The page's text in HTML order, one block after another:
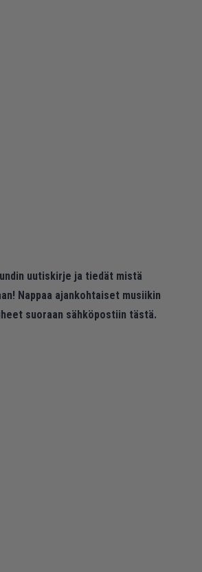
uutiskirje ja tiedät mistä
Nappaa ajankohtaiset musiikin
suoraan sähköpostiin tästä.